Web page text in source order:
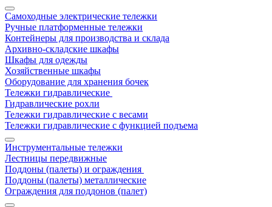
Самоходные электрические тележки
Ручные платформенные тележки
Контейнеры для производства и склада
Архивно-складские шкафы
Шкафы для одежды
Хозяйственные шкафы
Оборудование для хранения бочек
Тележки гидравлические
Гидравлические рохли
Тележки гидравлические с весами
Тележки гидравлические с функцией подъема
Инструментальные тележки
Лестницы передвижные
Поддоны (палеты) и ограждения
Поддоны (палеты) металлические
Ограждения для поддонов (палет)